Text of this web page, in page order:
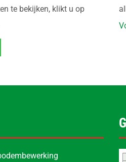
te bekijken, klikt u op